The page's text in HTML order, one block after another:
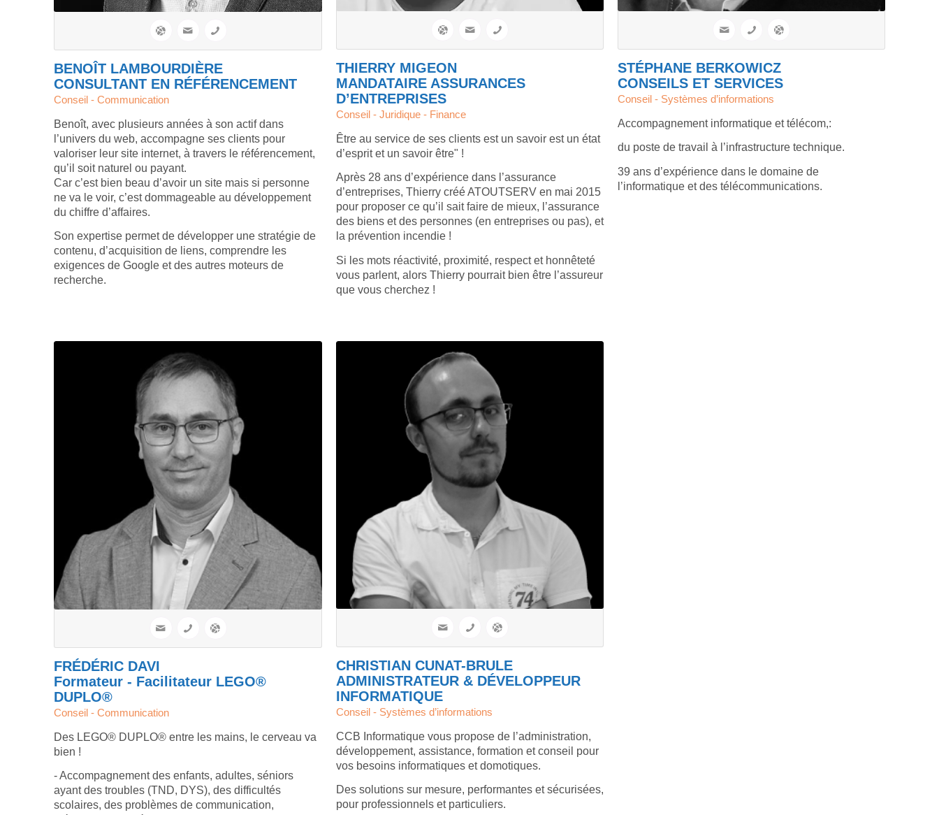
BENOÎT LAMBOURDIÈRE
CONSULTANT EN RÉFÉRENCEMENT
Conseil - Communication
Benoît, avec plusieurs années à son actif dans
l’univers du web, accompagne ses clients pour
valoriser leur site internet, à travers le référencement,
qu’il soit naturel ou payant.
Car c’est bien beau d’avoir un site mais si personne
ne va le voir, c’est dommageable au développement
du chiffre d’affaires.
Son expertise permet de développer une stratégie de
contenu, d’acquisition de liens, comprendre les
exigences de Google et des autres moteurs de
recherche.
THIERRY MIGEON
MANDATAIRE ASSURANCES
D’ENTREPRISES
Conseil - Juridique - Finance
Être au service de ses clients est un savoir est un état
d’esprit et un savoir être" !
Après 28 ans d’expérience dans l’assurance
d’entreprises, Thierry créé ATOUTSERV en mai 2015
pour proposer ce qu’il sait faire de mieux, l’assurance
des biens et des personnes (en entreprises ou pas), et
la prévention incendie !
Si les mots réactivité, proximité, respect et honnêteté
vous parlent, alors Thierry pourrait bien être l’assureur
que vous cherchez !
STÉPHANE BERKOWICZ
CONSEILS ET SERVICES
Conseil - Systèmes d’informations
Accompagnement informatique et télécom,:
du poste de travail à l’infrastructure technique.
39 ans d’expérience dans le domaine de
l’informatique et des télécommunications.
FRÉDÉRIC DAVI
Formateur - Facilitateur LEGO®
DUPLO®
Conseil - Communication
Des LEGO® DUPLO® entre les mains, le cerveau va
bien !
- Accompagnement des enfants, adultes, séniors
ayant des troubles (TND, DYS), des difficultés
scolaires, des problèmes de communication,
CHRISTIAN CUNAT-BRULE
ADMINISTRATEUR & DÉVELOPPEUR
INFORMATIQUE
Conseil - Systèmes d’informations
CCB Informatique vous propose de l’administration,
développement, assistance, formation et conseil pour
vos besoins informatiques et domotiques.
Des solutions sur mesure, performantes et sécurisées,
pour professionnels et particuliers.